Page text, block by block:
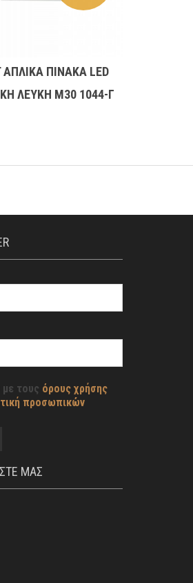
ΑΠΛΙΚΑ ΠΙΝΑΚΑ LED
ΛΕΥΚΗ Μ30 1044-Γ
τους όρους χρήσης
προσωπικών
ΜΑΣ